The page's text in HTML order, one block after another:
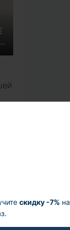
скидку -7% на